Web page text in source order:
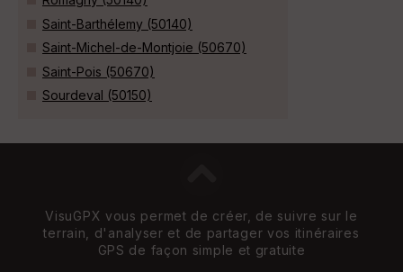
Saint-Barthélemy (50140)
Saint-Michel-de-Montjoie (50670)
Saint-Pois (50670)
Sourdeval (50150)
VisuGPX vous permet de créer, de suivre sur le
terrain, d'analyser et de partager vos itinéraires
GPS de façon simple et gratuite